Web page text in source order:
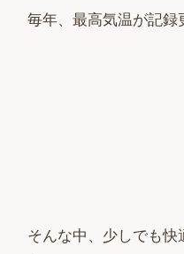
毎年、最高気温が記録
そんな中、少しでも